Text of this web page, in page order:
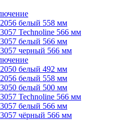
белый 558 мм
Technoline 566 мм
белый 566 мм
черный 566 мм
белый 492 мм
белый 558 мм
белый 500 мм
Technoline 566 мм
белый 566 мм
чёрный 566 мм